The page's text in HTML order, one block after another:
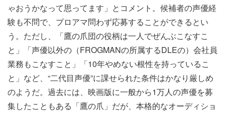
ゃおうかなって思ってます」とコメント。候補者の声優経
験も不問で、プロアマ問わず応募することができるとい
う。ただし、「鷹の爪団の役柄は一人でぜんぶこなすこ
と」「声優以外の（FROGMANの所属するDLEの）会社員
業務もこなすこと」「10年やめない根性を持っているこ
と」など、“二代目声優”に課せられた条件はかなり厳しめ
のようだ。過去には、映画版に一般から1万人の声優を募
集したこともある「鷹の爪」だが、本格的なオーディショ